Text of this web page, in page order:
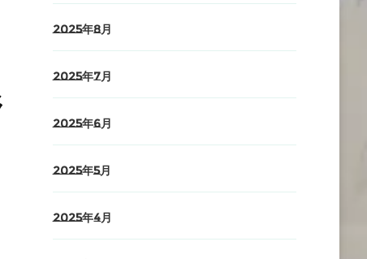
2025年8月
2025年7月
2025年6月
2025年5月
2025年4月